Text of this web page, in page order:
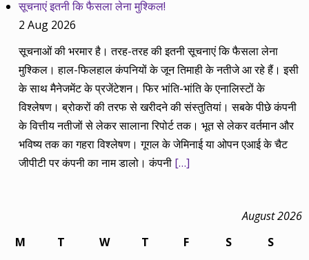
सूचनाएं इतनी कि फैसला लेना मुश्किल!
2 Aug 2026
सूचनाओं की भरमार है। तरह-तरह की इतनी सूचनाएं कि फैसला लेना
मुश्किल। हाल-फिलहाल कंपनियों के जून तिमाही के नतीजे आ रहे हैं। इसी
के साथ मैनेजमेंट के प्रजेंटेशन। फिर भांति-भांति के एनालिस्टों के
विश्लेषण। ब्रोकरों की तरफ से खरीदने की संस्तुतियां। सबके पीछे कंपनी
के वित्तीय नतीजों से लेकर सालाना रिपोर्ट तक। भूत से लेकर वर्तमान और
भविष्य तक का गहरा विश्लेषण। गूगल के जेमिनाई या ओपन एआई के चैट
जीपीटी पर कंपनी का नाम डालो। कंपनी […]
August 2026
M
T W T F S
S